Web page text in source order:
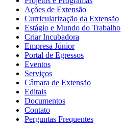
Ações de Extensão
Curricularização da Extensão
Estágio e Mundo do Trabalho
Criar Incubadora
Empresa Júnior
Portal de Egressos
Eventos
Serviços
Câmara de Extensão
Editais
Documentos
Contato
Perguntas Frequentes